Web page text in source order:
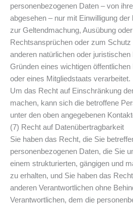
personenbezogenen Daten – von
abgesehen – nur mit Einwilligung
zur Geltendmachung, Ausübung
Rechtsansprüchen oder zum
anderen natürlichen oder juristischen
Gründen eines wichtigen
oder eines Mitgliedstaats verarbeitet.
Um das Recht auf Einschränkung
machen, kann sich die betroffene
unter den oben angegebenen
(7) Recht auf Datenübertragbarkeit
Sie haben das Recht, die Sie
personenbezogenen Daten, die Sie
einem strukturierten, gängigen und
zu erhalten, und Sie haben das
anderen Verantwortlichen ohne
Verantwortlichen, dem die